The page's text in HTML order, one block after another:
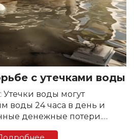
с утечками воды
Утечки воды могут
воды 24 часа в день и
денежные потери.